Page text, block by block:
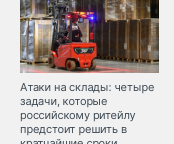
Атаки на склады: четыре
задачи, которые
российскому ритейлу
предстоит решить в